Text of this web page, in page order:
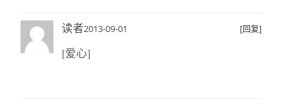
读者2013-09-01 [回复]
[爱心]